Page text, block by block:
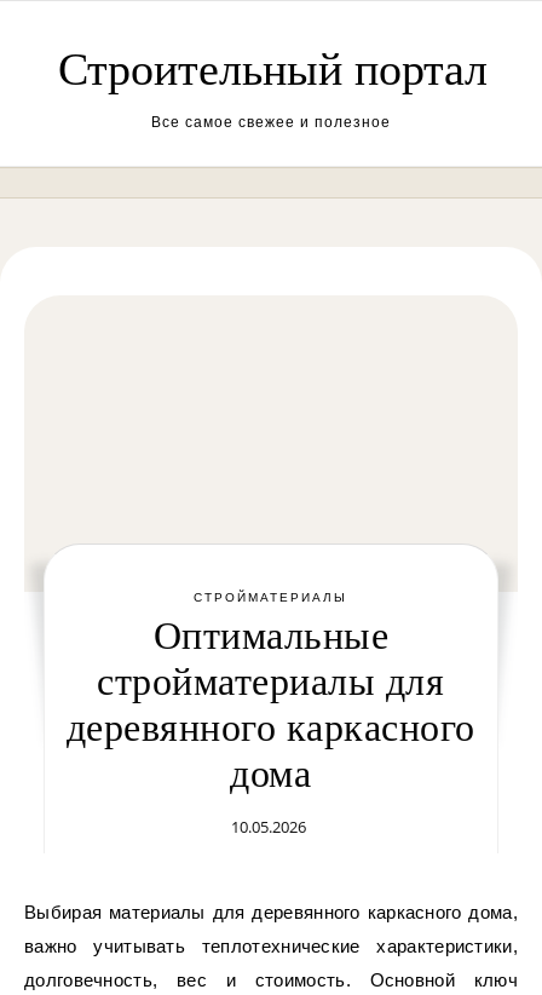
Строительный портал
Все самое свежее и полезное
СТРОЙМАТЕРИАЛЫ
Оптимальные
стройматериалы для
деревянного каркасного
дома
10.05.2026
Выбирая материалы для деревянного каркасного дома,
важно учитывать теплотехнические характеристики,
долговечность, вес и стоимость. Основной ключ